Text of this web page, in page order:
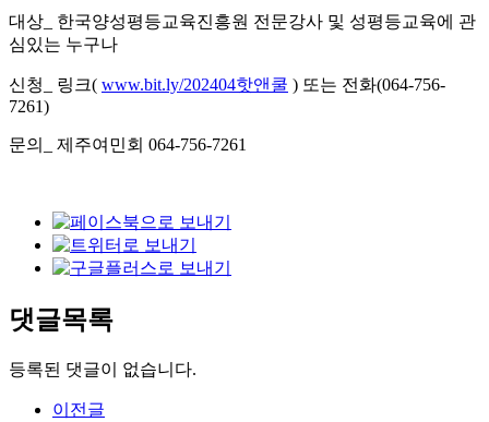
대상_ 한국양성평등교육진흥원 전문강사 및 성평등교육에 관
심있는 누구나
신청_ 링크( www.bit.ly/202404핫앤쿨 ) 또는 전화(064-756-
7261)
문의_ 제주여민회 064-756-7261
댓글목록
등록된 댓글이 없습니다.
이전글